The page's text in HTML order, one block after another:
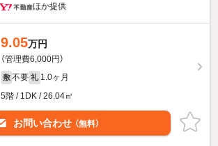
ほか提供
9.05万円
（管理費6,000円）
敷 不要 礼 1.0ヶ月
5階 / 1DK / 26.04㎡
お問い合わせ （無料）